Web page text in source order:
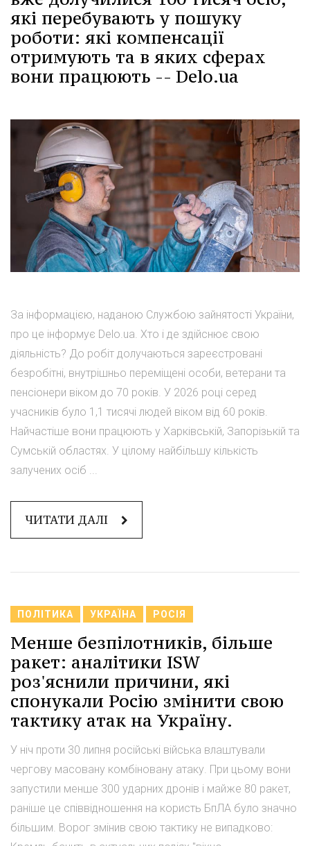
які перебувають у пошуку
роботи: які компенсації
отримують та в яких сферах
вони працюють -- Delo.ua
За інформацією, наданою Службою зайнятості України,
про це інформує Delo.ua. Хто і де здійснює свою
діяльність? До робіт долучаються зареєстровані
безробітні, внутрішньо переміщені особи, ветерани та
пенсіонери віком до 70 років. У 2026 році серед
учасників було 1,1 тисячі людей віком від 60 років.
Найчастіше вони працюють у Харківській, Запорізькій та
Сумській областях. У цілому найбільшу кількість
залучених осіб ...
ЧИТАТИ ДАЛІ
ПОЛІТИКА УКРАЇНА РОСІЯ
Менше безпілотників, більше
ракет: аналітики ISW
роз'яснили причини, які
спонукали Росію змінити свою
тактику атак на Україну.
У ніч проти 30 липня російські війська влаштували
чергову масовану комбіновану атаку. При цьому вони
запустили менше 300 ударних дронів і майже 80 ракет,
раніше це співвідношення на користь БпЛА було значно
більшим. Ворог змінив свою тактику не випадково: